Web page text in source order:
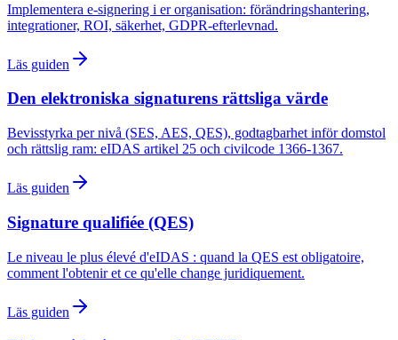
Implementera e-signering i er organisation: förändringshantering,
integrationer, ROI, säkerhet, GDPR-efterlevnad.
Läs guiden
Den elektroniska signaturens rättsliga värde
Bevisstyrka per nivå (SES, AES, QES), godtagbarhet inför domstol
och rättslig ram: eIDAS artikel 25 och civilcode 1366-1367.
Läs guiden
Signature qualifiée (QES)
Le niveau le plus élevé d'eIDAS : quand la QES est obligatoire,
comment l'obtenir et ce qu'elle change juridiquement.
Läs guiden